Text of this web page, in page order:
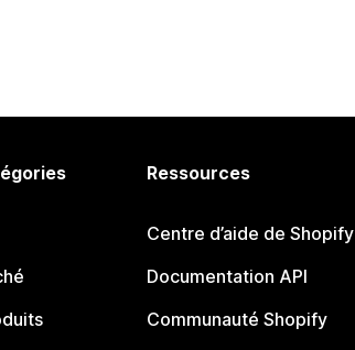
Ressources
Centre d’aide de Shopify
Documentation API
Communauté Shopify